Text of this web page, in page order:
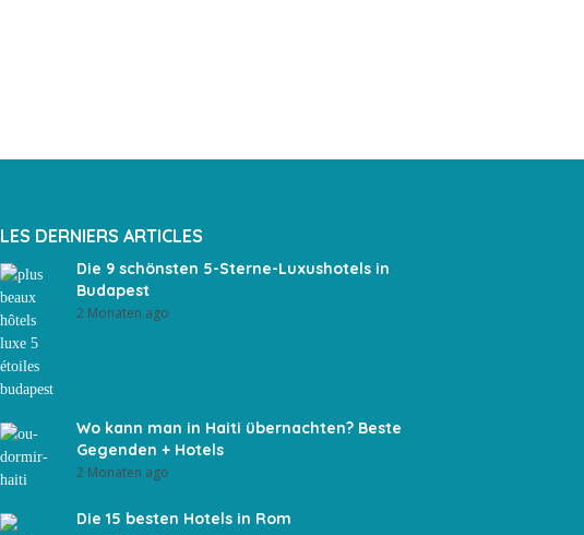
LES DERNIERS ARTICLES
Die 9 schönsten 5-Sterne-Luxushotels in
Budapest
2 Monaten ago
Wo kann man in Haiti übernachten? Beste
Gegenden + Hotels
2 Monaten ago
Die 15 besten Hotels in Rom